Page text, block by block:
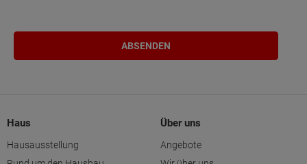
Haus
Hausausstellung
Über uns
Angebote